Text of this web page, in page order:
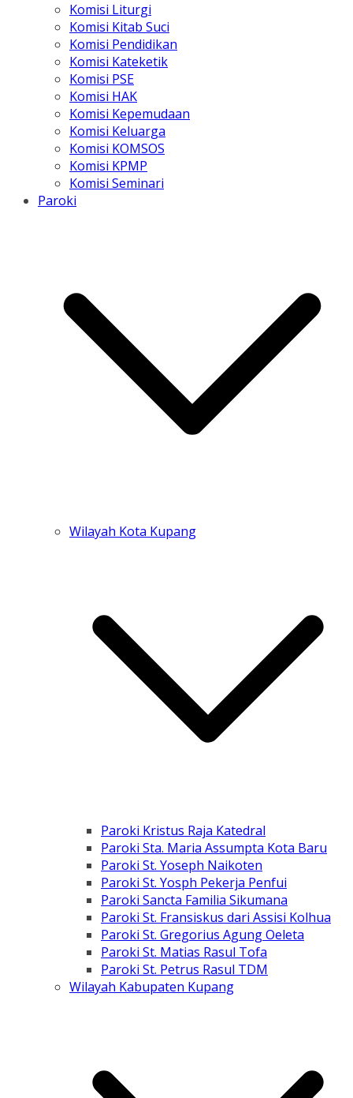
Komisi Liturgi
Komisi Kitab Suci
Komisi Pendidikan
Komisi Kateketik
Komisi PSE
Komisi HAK
Komisi Kepemudaan
Komisi Keluarga
Komisi KOMSOS
Komisi KPMP
Komisi Seminari
Paroki
Wilayah Kota Kupang
Paroki Kristus Raja Katedral
Paroki Sta. Maria Assumpta Kota Baru
Paroki St. Yoseph Naikoten
Paroki St. Yosph Pekerja Penfui
Paroki Sancta Familia Sikumana
Paroki St. Fransiskus dari Assisi Kolhua
Paroki St. Gregorius Agung Oeleta
Paroki St. Matias Rasul Tofa
Paroki St. Petrus Rasul TDM
Wilayah Kabupaten Kupang